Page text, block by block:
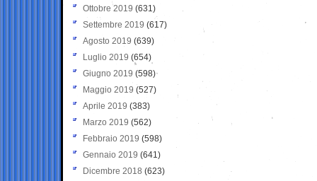
Ottobre 2019 (631)
Settembre 2019 (617)
Agosto 2019 (639)
Luglio 2019 (654)
Giugno 2019 (598)
Maggio 2019 (527)
Aprile 2019 (383)
Marzo 2019 (562)
Febbraio 2019 (598)
Gennaio 2019 (641)
Dicembre 2018 (623)